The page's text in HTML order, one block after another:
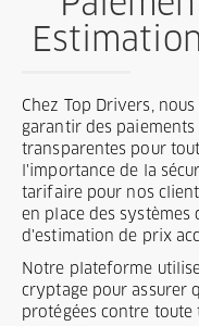
Chez Top Drivers,
garantir des
transparentes pour
l'importance de la
tarifaire pour nos
en place des
d'estimation de prix
Notre plateforme
cryptage pour assurer
protégées contre